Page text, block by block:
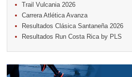
Diciembre
06. Trail Vulcania 2026
12. Media Maratón Puntarenas 2026
Trail Vulcania 2026
Carrera Atlética Avanza
Resultados Clásica Santaneña 2026
Resultados Run Costa Rica by PLS